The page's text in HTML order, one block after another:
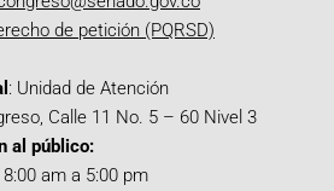
de petición (PQRSD)
: Unidad de Atención
Calle 11 No. 5 – 60 Nivel 3
al público:
am a 5:00 pm